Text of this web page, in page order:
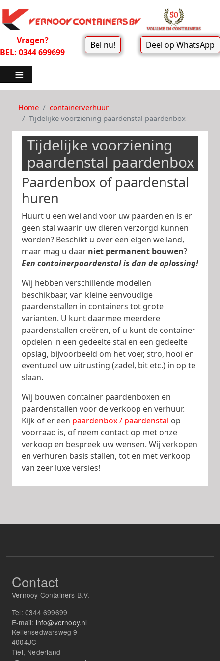
Vragen?
BEL: 0344 699699
Bel nu! Deel op WhatsApp
Home
containerverhuur
Tijdelijke voorziening paardenstal paardenbox
Tijdelijke voorziening
paardenstal paardenbox
Paardenbox of paardenstal
huren
Huurt u een weiland voor uw paarden en is er
geen stal waarin uw dieren verzorgd kunnen
worden? Beschikt u over een eigen weiland,
maar mag u daar niet permanent bouwen?
Een containerpaardenstal is dan de oplossing!
Wij hebben verschillende modellen
beschikbaar, van kleine eenvoudige
paardenstallen in containers tot grote
varianten. U kunt daarmee meerdere
paardenstallen creëren, of u kunt de container
opdelen in een gedeelte stal en een gedeelte
opslag, bijvoorbeeld om het voer, stro, hooi en
eventueel uw uitrusting (zadel, bit etc.) in op te
slaan.
Wij bouwen container paardenboxen en
paardenstallen voor de verkoop en verhuur.
Kijk of er een paardenbox / paardenstal op
voorraad is, of neem contact op met onze
verkoop en bespreek uw wensen. Wij verkopen
en verhuren basis stallen, tot en met verkoop
van zeer luxe versies!
Contact
Vernooy Containers B.V.
Tel: 0344 699699
E-mail: info@vernooy.nl
Kellensedwarsweg 9
4004JC
Tiel, Nederland